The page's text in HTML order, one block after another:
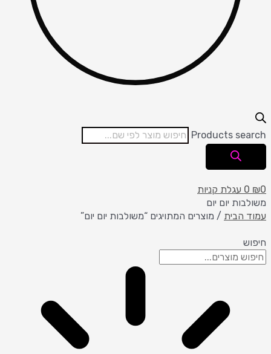
Products search
₪0
0 עגלת קניות
משולבות יום יום
עמוד הבית / מוצרים המתויגים “משולבות יום יום”
חיפוש